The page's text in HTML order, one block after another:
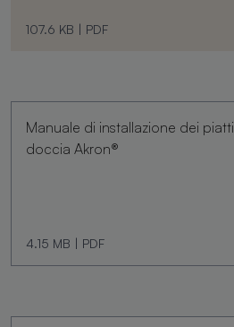
107.6 KB | PDF
Manuale di installazione dei piatti
doccia Akron®
4.15 MB | PDF